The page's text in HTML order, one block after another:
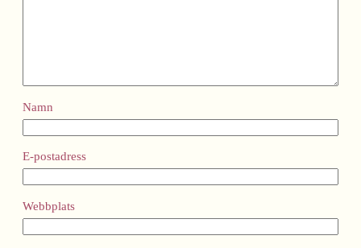
Namn
E-postadress
Webbplats